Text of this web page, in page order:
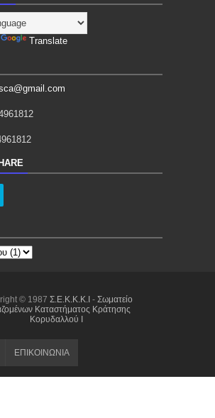
Translate
© 1987 Σ.E.K.K.K.I - Σωματείο
Καταστήματος Κράτησης
Κορυδαλλού I
ΕΠΙΚΟΙΝΩΝΙΑ